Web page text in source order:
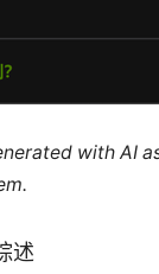
with AI
述